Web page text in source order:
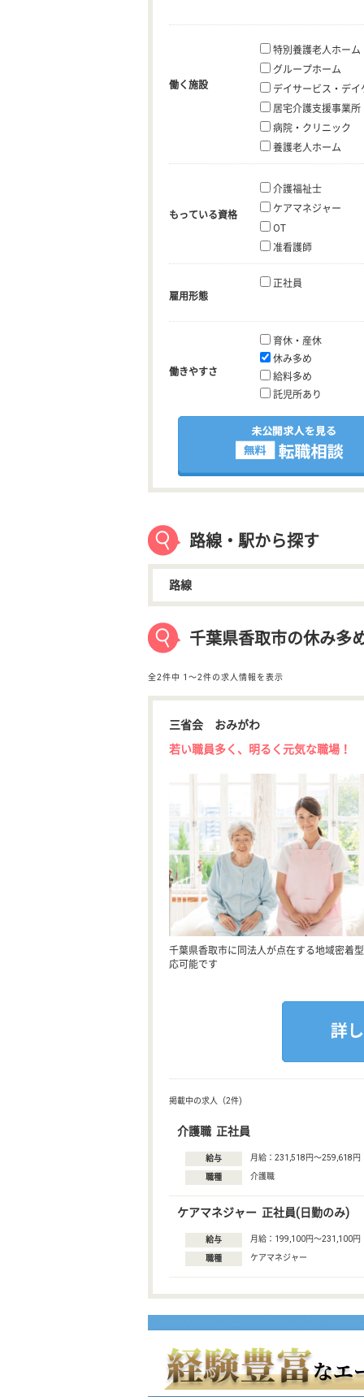
働く施設
特別養護老人ホーム
グループホーム
デイサービス・デイ
居宅介護支援事業所
病院・クリニック
養護老人ホーム
もっている資格
介護福祉士
ケアマネジャー
OT
准看護師
雇用形態
正社員
働きやすさ
育休・産休
休み多め
給料多め
託児所あり
路線・駅から探す
路線
千葉県香取市の休み多
全2件中 1〜2件の求人情報を表示
三省会 おみがわ
若い職員多く、明るく元気な職場！
千葉県香取市に同法人が点在する地域密着
応可能です
掲載中の求人（2件)
介護職 正社員
給与 月給：231,518円〜259,618円
職種 介護職
ケアマネジャー 正社員(日勤のみ)
給与 月給：199,100円〜231,100円
職種 ケアマネジャー